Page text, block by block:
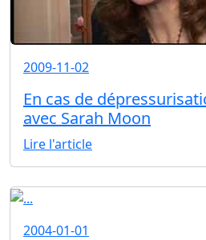
2009-11-02
En cas de
avec Sarah Moon
Lire l'article
2004-01-01